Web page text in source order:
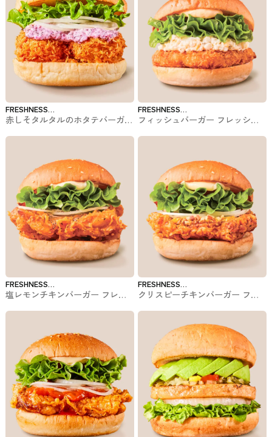
FRESHNESS
BURGER
赤しそタルタルのホタテバーガー
ー
FRESHNESS
BURGER
フィッシュバーガー フレッシュ
FRESHNESS
BURGER
塩レモンチキンバーガー フレッ
FRESHNESS
BURGER
クリスピーチキンバーガー フレ